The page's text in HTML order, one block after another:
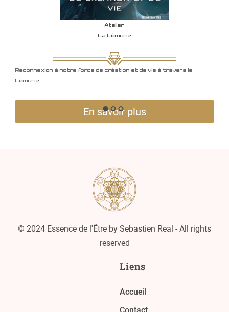
Atelier
La Lémurie
Reconnexion à notre force de création et de vie à travers le
Lémurie
En savoir plus
© 2024 Essence de l'Être by Sebastien Real - All rights
reserved
Liens
Accueil